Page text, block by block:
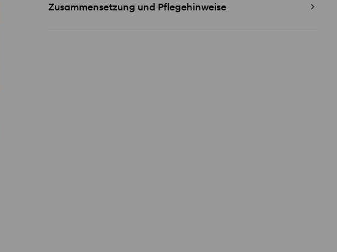
Zusammensetzung und Pflegehinweise